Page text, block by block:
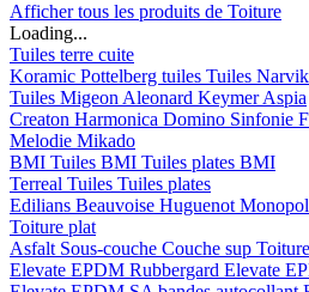
Afficher tous les produits de Toiture
Loading...
Tuiles terre cuite
Koramic Pottelberg tuiles Tuiles Narvik
Tuiles Migeon Aleonard KeymerAspia
Creaton Harmonica Domino Sinfonie
Melodie Mikado
BMI Tuiles BMI Tuiles plates BMI
Terreal Tuiles Tuiles plates
Edilians Beauvoise Huguenot
Toiture plat
Asfalt Sous-couche Couche sup
Elevate EPDM Rubbergard Elevate